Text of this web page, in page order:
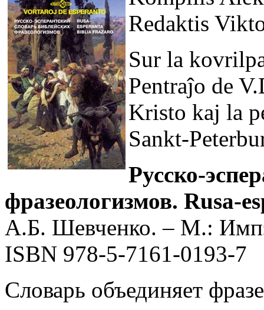
Redaktis
Sur la
Pentraĵo de
Kristo kaj la
Sankt-
Русско-
фра­зеоло­гиз­мов. Rusa-
А.Б. Шев­чен­ко. – М.:
ISBN 978-5-7161-0193-7
Словарь объединяет